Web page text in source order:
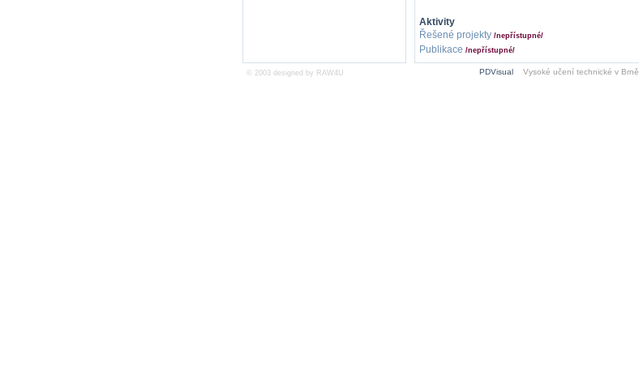
Aktivity
Řešené projekty /nepřístupné/
Publikace /nepřístupné/
© 2003 designed by RAW4U PDVisual Vysoké učení technické v Brně